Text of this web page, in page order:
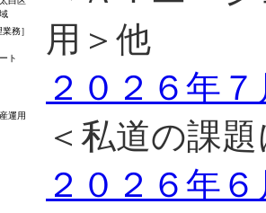
用＞他
２０２６年
＜私道の課
２０２６年
務］
ト
運用